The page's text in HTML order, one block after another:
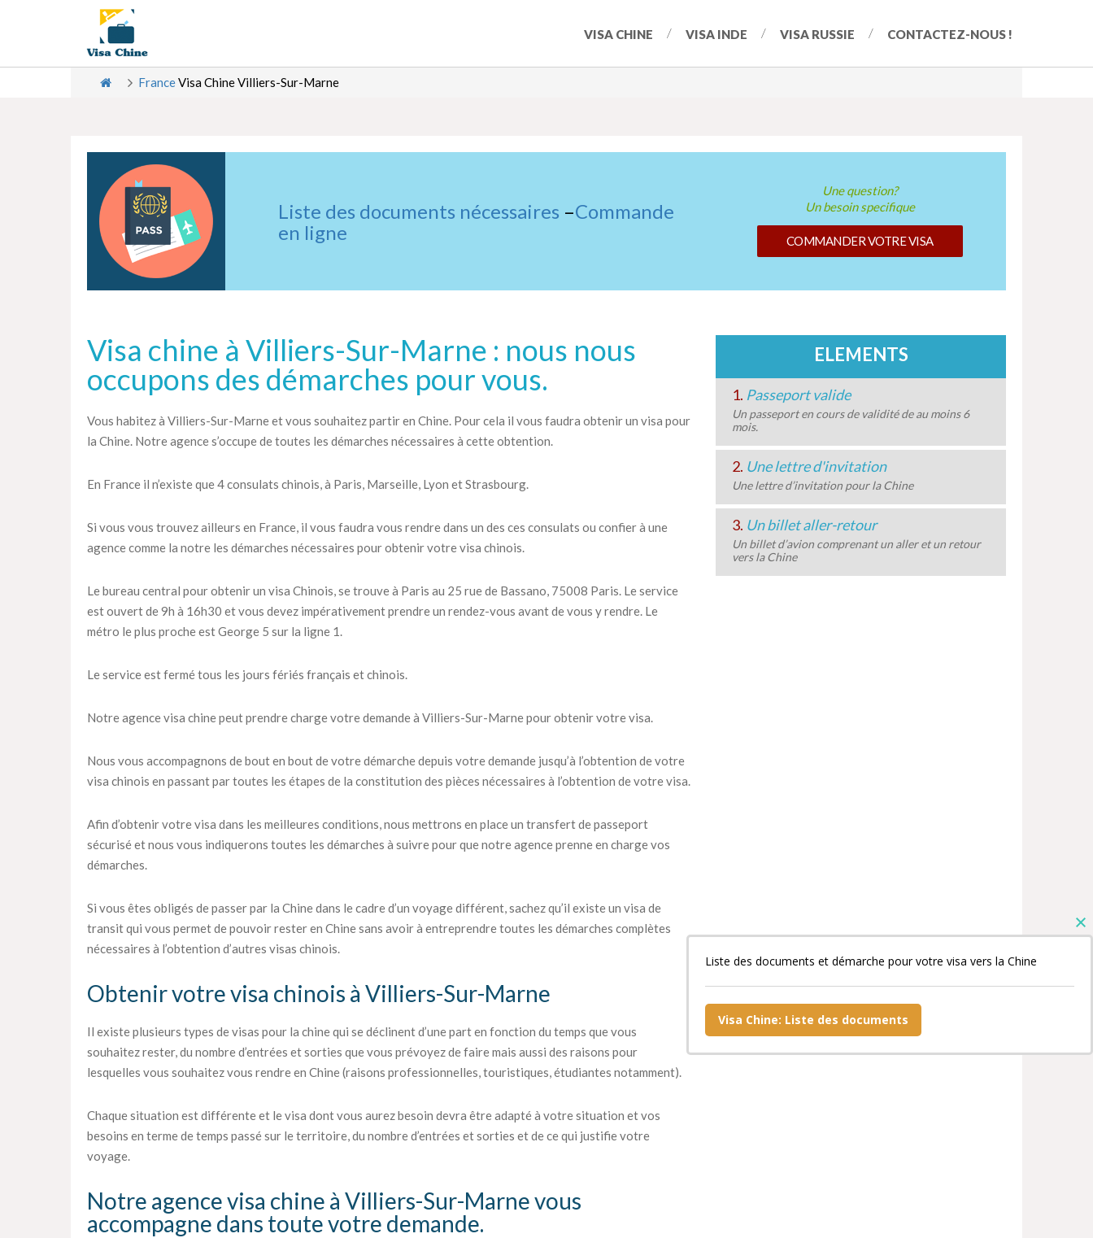
VISA CHINE VISA INDE VISA RUSSIE CONTACTEZ-NOUS !
FranceVisa Chine Villiers-Sur-Marne
Liste des documents nécessaires –Commande
en ligne
Une question?
Un besoin specifique
COMMANDER VOTRE VISA
Visa chine à Villiers-Sur-Marne : nous nous
occupons des démarches pour vous.
Vous habitez à Villiers-Sur-Marne et vous souhaitez partir en Chine. Pour cela il vous faudra obtenir un visa pour
la Chine. Notre agence s’occupe de toutes les démarches nécessaires à cette obtention.
En France il n’existe que 4 consulats chinois, à Paris, Marseille, Lyon et Strasbourg.
Si vous vous trouvez ailleurs en France, il vous faudra vous rendre dans un des ces consulats ou confier à une
agence comme la notre les démarches nécessaires pour obtenir votre visa chinois.
Le bureau central pour obtenir un visa Chinois, se trouve à Paris au 25 rue de Bassano, 75008 Paris. Le service
est ouvert de 9h à 16h30 et vous devez impérativement prendre un rendez-vous avant de vous y rendre. Le
métro le plus proche est George 5 sur la ligne 1.
Le service est fermé tous les jours fériés français et chinois.
Notre agence visa chine peut prendre charge votre demande à Villiers-Sur-Marne pour obtenir votre visa.
Nous vous accompagnons de bout en bout de votre démarche depuis votre demande jusqu’à l’obtention de votre
visa chinois en passant par toutes les étapes de la constitution des pièces nécessaires à l’obtention de votre visa.
Afin d’obtenir votre visa dans les meilleures conditions, nous mettrons en place un transfert de passeport
sécurisé et nous vous indiquerons toutes les démarches à suivre pour que notre agence prenne en charge vos
démarches.
Si vous êtes obligés de passer par la Chine dans le cadre d’un voyage différent, sachez qu’il existe un visa de
transit qui vous permet de pouvoir rester en Chine sans avoir à entreprendre toutes les démarches complètes
nécessaires à l’obtention d’autres visas chinois.
Obtenir votre visa chinois à Villiers-Sur-Marne
Il existe plusieurs types de visas pour la chine qui se déclinent d’une part en fonction du temps que vous
souhaitez rester, du nombre d’entrées et sorties que vous prévoyez de faire mais aussi des raisons pour
lesquelles vous souhaitez vous rendre en Chine (raisons professionnelles, touristiques, étudiantes notamment).
Chaque situation est différente et le visa dont vous aurez besoin devra être adapté à votre situation et vos
besoins en terme de temps passé sur le territoire, du nombre d’entrées et sorties et de ce qui justifie votre
voyage.
Notre agence visa chine à Villiers-Sur-Marne vous
accompagne dans toute votre demande.
ELEMENTS
1. Passeport valide
Un passeport en cours de validité de au moins 6
mois.
2. Une lettre d'invitation
Une lettre d’invitation pour la Chine
3. Un billet aller-retour
Un billet d’avion comprenant un aller et un retour
vers la Chine
Liste des documents et démarche pour votre visa vers la Chine
Visa Chine: Liste des documents